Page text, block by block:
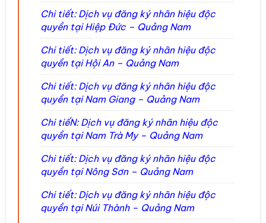
Chi tiết: Dịch vụ đăng ký nhãn hiệu độc
quyền tại Hiệp Đức – Quảng Nam
Chi tiết: Dịch vụ đăng ký nhãn hiệu độc
quyền tại Hội An – Quảng Nam
Chi tiết: Dịch vụ đăng ký nhãn hiệu độc
quyền tại Nam Giang – Quảng Nam
Chi tiếN: Dịch vụ đăng ký nhãn hiệu độc
quyền tại Nam Trà My – Quảng Nam
Chi tiết: Dịch vụ đăng ký nhãn hiệu độc
quyền tại Nông Sơn – Quảng Nam
Chi tiết: Dịch vụ đăng ký nhãn hiệu độc
quyền tại Núi Thành – Quảng Nam